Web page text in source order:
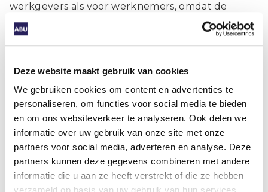
Deze website maakt gebruik van cookies
We gebruiken cookies om content en advertenties te
personaliseren, om functies voor social media te bieden
en om ons websiteverkeer te analyseren. Ook delen we
informatie over uw gebruik van onze site met onze
partners voor social media, adverteren en analyse. Deze
partners kunnen deze gegevens combineren met andere
informatie die u aan ze heeft verstrekt of die ze hebben
werkgevers als voor werknemers, omdat de
belastingdruk na de AOW lager is dan voor de
AOW; het verschil kan oplopen tot 29 procent
tot een inkomen van 38.098 euro), ofwel zo’n
geëffend via de Wet werken na de AOW-
gerechtigde leeftijd waarin de sociale zekerheid
en arbeidsrechtelijke bescherming voor
werkende AOW’ers sterk is beperkt ten opzichte
van andere werknemers. Zo zijn AOW’ers niet
verzekerd tegen werkloosheid (WW) of
arbeidsongeschiktheid (WIA) en is de